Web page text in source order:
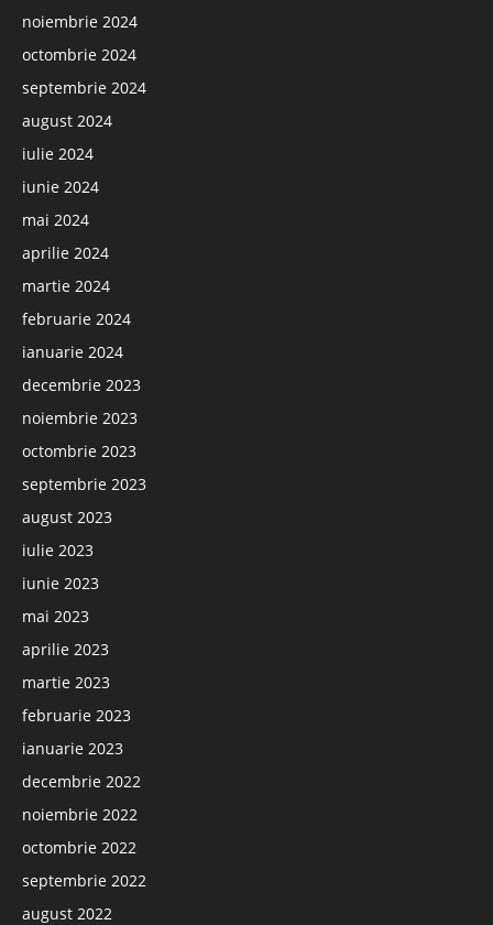
noiembrie 2024
octombrie 2024
septembrie 2024
august 2024
iulie 2024
iunie 2024
mai 2024
aprilie 2024
martie 2024
februarie 2024
ianuarie 2024
decembrie 2023
noiembrie 2023
octombrie 2023
septembrie 2023
august 2023
iulie 2023
iunie 2023
mai 2023
aprilie 2023
martie 2023
februarie 2023
ianuarie 2023
decembrie 2022
noiembrie 2022
octombrie 2022
septembrie 2022
august 2022